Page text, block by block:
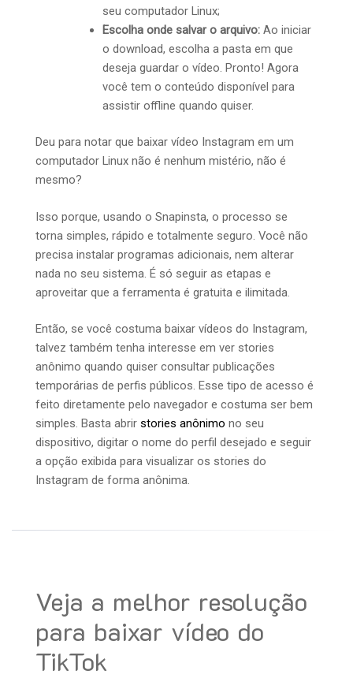
seu computador Linux;
Escolha onde salvar o arquivo:Ao iniciar
o download, escolha a pasta em que
deseja guardar o vídeo. Pronto! Agora
você tem o conteúdo disponível para
assistir offline quando quiser.
Deu para notar que baixar vídeo Instagram em um
computador Linux não é nenhum mistério, não é
mesmo?
Isso porque, usando o Snapinsta, o processo se
torna simples, rápido e totalmente seguro. Você não
precisa instalar programas adicionais, nem alterar
nada no seu sistema. É só seguir as etapas e
aproveitar que a ferramenta é gratuita e ilimitada.
Então, se você costuma baixar vídeos do Instagram,
talvez também tenha interesse em ver stories
anônimo quando quiser consultar publicações
temporárias de perfis públicos. Esse tipo de acesso é
feito diretamente pelo navegador e costuma ser bem
simples. Basta abrir stories anônimo no seu
dispositivo, digitar o nome do perfil desejado e seguir
a opção exibida para visualizar os stories do
Instagram de forma anônima.
Veja a melhor resolução
para baixar vídeo do
TikTok